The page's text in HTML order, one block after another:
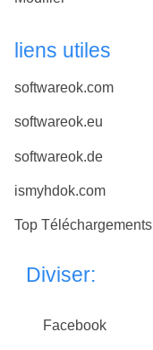
liens utiles
softwareok.com
softwareok.eu
softwareok.de
ismyhdok.com
Top Téléchargements
Diviser:
Facebook